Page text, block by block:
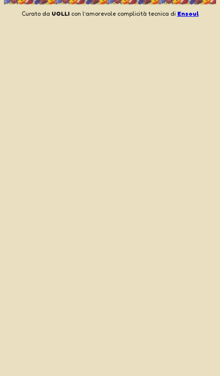
Curato da UOLLIcon l’amorevole complicità tecnica di Ensoul